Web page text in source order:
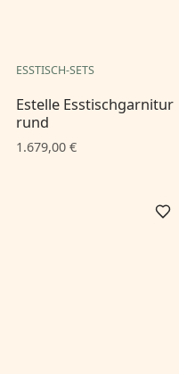
ESSTISCH-SETS
Estelle Esstischgarnitur
rund
1.679,00 €